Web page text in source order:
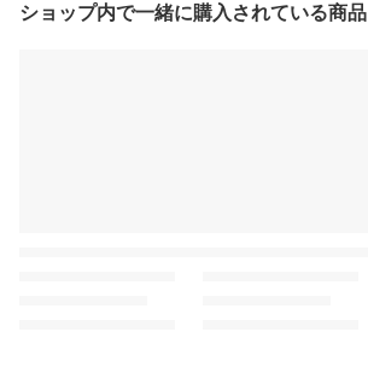
ショップ内で一緒に購入されている商品